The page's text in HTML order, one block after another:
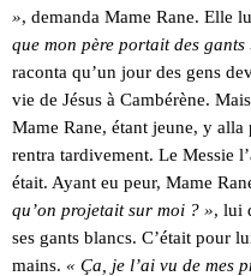
», demanda Mame Rane. Elle
que mon père portait des gants
raconta qu’un jour des gens
vie de Jésus à Cambérène.
Mame Rane, étant jeune, y
rentra tardivement. Le Messie
était. Ayant eu peur, Mame
qu’on projetait sur moi ? », lui
ses gants blancs. C’était pour
mains. « Ça, je l’ai vu de mes